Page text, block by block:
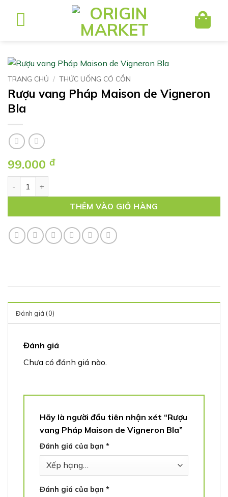
dung
TRANG CHỦ / THỨC UỐNG CÓ CỒN
Rượu vang Pháp Maison de Vigneron
Bla
99.000 đ
THÊM VÀO GIỎ HÀNG
Đánh giá (0)
Đánh giá
Chưa có đánh giá nào.
Hãy là người đầu tiên nhận xét “Rượu
vang Pháp Maison de Vigneron Bla”
Đánh giá của bạn *
Đánh giá của bạn *